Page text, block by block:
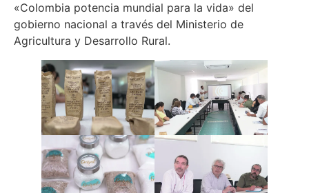
«Colombia potencia mundial para la vida» del
gobierno nacional a través del Ministerio de
Agricultura y Desarrollo Rural.